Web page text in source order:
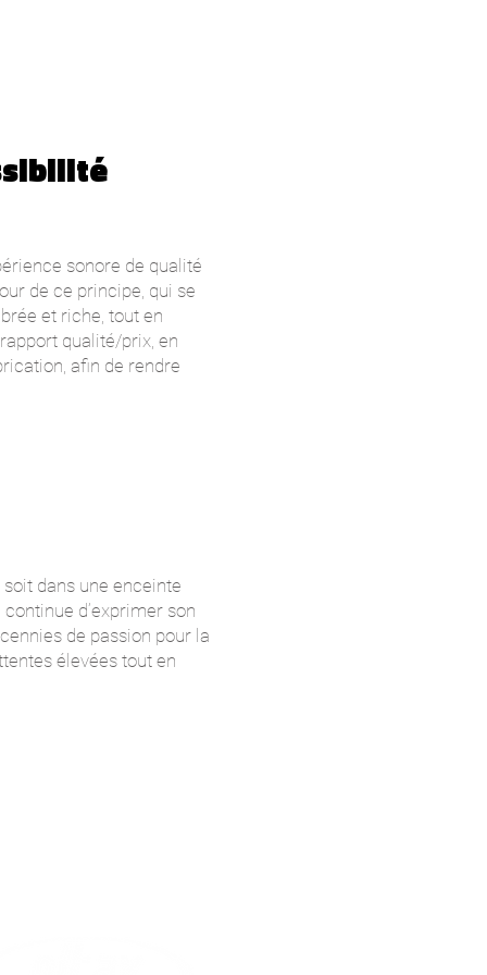
sonore de qualité
de ce principe, qui se
et riche, tout en
qualité/prix, en
afin de rendre
dans une enceinte
d’exprimer son
de passion pour la
élevées tout en